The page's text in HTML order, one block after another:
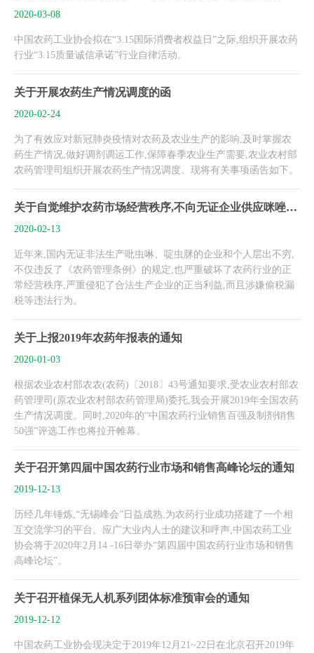
2020-03-08
中国农药工业协会拟在“3.15国际消费者权益日”之际,组织开展农药
行业“3.15质量诚信承诺”行业自律活动。
关于开展农药生产情况调度的函
2020-02-24
为了有效应对新冠肺炎疫情对农药及农业生产的影响,及时掌握农
药生产情况,做好调剂调运工作,保障春季农业生产需要,农业农村部
农药管理司组织开展农药生产情况调度。现将有关事项函告如下。
关于自觉维护农药市场经营秩序,不向无证企业供应咪唑烷、氰基乙酯的联合声明
2020-02-13
近年来,国内无证非法生产吡虫啉、啶虫脒的企业和个人层出不穷,
不仅违反了《农药管理条例》的规定,也严重破坏了农药行业的正
常经营秩序,严重侵犯了合法生产企业的正当利益,而且涉嫌偷税漏
税等违法行为。
关于上报2019年农药年报表的通知
2020-01-03
根据农业农村部农农(农药)〔2018〕43号通知要求,受农业农村部农
药管理司(原农业农村部农药管理局)委托,我会开展2019年全国农药
生产情况调度。同时,2020年的“中国农药行业销售百强及制剂销售
50强”评选工作也将拉开帷幕。
关于召开第四届中国农药行业市场和销售高峰论坛的通知
2019-12-13
历经几年锤炼,“无锡峰会”日益成熟,为农药行业成功搭建了一个相
互交流学习的平台。应广大业内人士的建议和呼声,中国农药工业
协会将于2020年2月14 -16日举办“第四届中国农药行业市场和销售
高峰论坛”。
关于召开植保无人机系列团体标准预审会的通知
2019-12-12
中国农药工业协会现决定于2019年12月21~22日在北京召开2019年